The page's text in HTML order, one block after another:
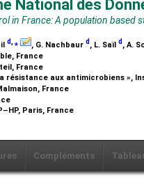
National des
in France: A population based
d,⁎ , G. Nachbaur d , L. Saïl d , A.
France
France
résistance aux antimicrobiens »,
France
Paris, France
Compléments